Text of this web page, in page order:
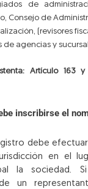
de
Consejo de
(revisores
de agencias y
Artículo 163
inscribirse el
debe
en el
la sociedad.
un